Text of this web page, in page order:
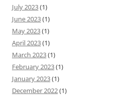
July 2023(1)
June 2023(1)
May 2023(1)
April 2023(1)
March 2023(1)
February 2023(1)
January 2023(1)
December 2022(1)